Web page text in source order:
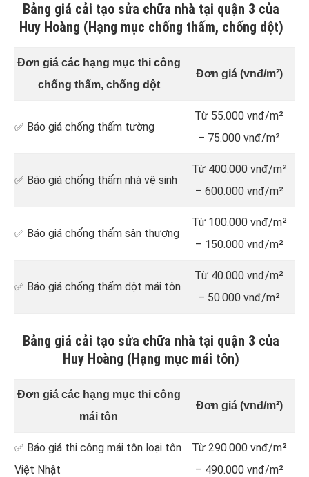
Bảng giá cải tạo sửa chữa nhà tại quận 3 của
Huy Hoàng (Hạng mục chống thấm, chống dột)
Đơn giá các hạng mục thi công
chống thấm, chống dột
Đơn giá (vnđ/m²)
✅ Báo giá chống thấm tường
Từ 55.000 vnđ/m²
– 75.000 vnđ/m²
✅ Báo giá chống thấm nhà vệ sinh
Từ 400.000 vnđ/m²
– 600.000 vnđ/m²
✅ Báo giá chống thấm sân thượng
Từ 100.000 vnđ/m²
– 150.000 vnđ/m²
✅ Báo giá chống thấm dột mái tôn
Từ 40.000 vnđ/m²
– 50.000 vnđ/m²
Bảng giá cải tạo sửa chữa nhà tại quận 3 của
Huy Hoàng (Hạng mục mái tôn)
Đơn giá các hạng mục thi công
mái tôn
Đơn giá (vnđ/m²)
✅ Báo giá thi công mái tôn loại tôn
Việt Nhật
Từ 290.000 vnđ/m²
– 490.000 vnđ/m²